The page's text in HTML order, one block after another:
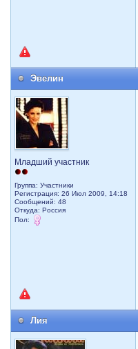
Эвелин
Младший участник
Группа: Участники
Регистрация: 26 Июл 2009, 14:18
Сообщений: 48
Откуда: Россия
Пол:
Лия